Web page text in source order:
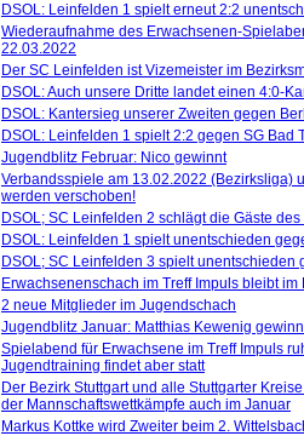
DSOL: Leinfelden 1 spielt erneut 2:2
Wiederaufnahme des Erwachsenen-
22.03.2022
Der SC Leinfelden ist Vizemeister im
DSOL: Auch unsere Dritte landet einen 4:0-
DSOL: Kantersieg unserer Zweiten gegen
DSOL: Leinfelden 1 spielt 2:2 gegen SG Bad
Jugendblitz Februar: Nico gewinnt
Verbandsspiele am 13.02.2022 (Bezirksliga)
werden verschoben!
DSOL; SC Leinfelden 2 schlägt die Gäste
DSOL: Leinfelden 1 spielt unentschieden
DSOL; SC Leinfelden 3 spielt unentschieden
Erwachsenenschach im Treff Impuls bleibt
2 neue Mitglieder im Jugendschach
Jugendblitz Januar: Matthias Kewenig
Spielabend für Erwachsene im Treff Impuls
Jugendtraining findet aber statt
Der Bezirk Stuttgart und alle Stuttgarter
der Mannschaftswettkämpfe auch im Januar
Markus Kottke wird Zweiter beim 2.